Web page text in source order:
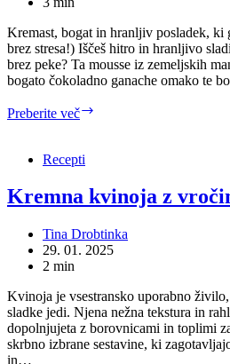
Kremast, bogat in hranljiv posladek, ki
brez stresa!) Iščeš hitro in hranljivo
brez peke? Ta mousse iz zemeljskih
bogato čokoladno ganache omako te
Preberite več
čokoladno
ganache
Recepti
Kremna kvinoja z
Tina Drobtinka
29. 01. 2025
2 min
Kvinoja je vsestransko uporabno
sladke jedi. Njena nežna tekstura in
dopolnjujeta z borovnicami in toplimi
skrbno izbrane sestavine, ki
in…